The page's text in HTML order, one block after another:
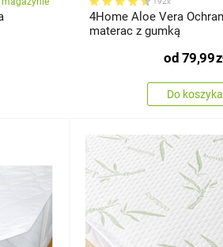
4Home Aloe Vera
materac z gumką
od 79,99
Do koszyka